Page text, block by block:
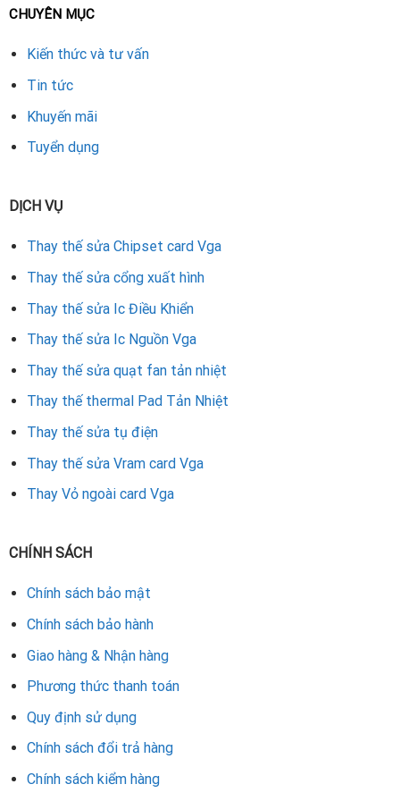
chính hãng và quy trình làm việc minh bạch, nhanh chóng.
Việc thay quạt fan RX Vega 64 sẽ giúp card hoạt động bền
bỉ, hiệu suất ổn định và giảm nguy cơ hỏng hóc. Đừng chần
chừ, hãy liên hệ ngay với địa chỉ sửa card đồ họa Đà Nẵng
để được tư vấn và hỗ trợ tốt nhất.
CHUYÊN MỤC
Kiến thức và tư vấn
Tin tức
Khuyến mãi
Tuyển dụng
DỊCH VỤ
Thay thế sửa Chipset card Vga
Thay thế sửa cổng xuất hình
Thay thế sửa Ic Điều Khiển
Thay thế sửa Ic Nguồn Vga
Thay thế sửa quạt fan tản nhiệt
Thay thế thermal Pad Tản Nhiệt
Thay thế sửa tụ điện
Thay thế sửa Vram card Vga
Thay Vỏ ngoài card Vga
CHÍNH SÁCH
Chính sách bảo mật
Chính sách bảo hành
Giao hàng & Nhận hàng
Phương thức thanh toán
Quy định sử dụng
Chính sách đổi trả hàng
Chính sách kiểm hàng